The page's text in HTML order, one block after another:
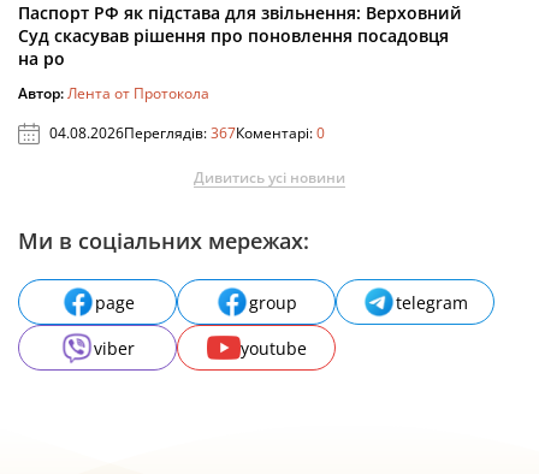
Паспорт РФ як підстава для звільнення: Верховний
Суд скасував рішення про поновлення посадовця
на ро
Автор:Лента от Протокола
04.08.2026Переглядів:367Коментарі:0
Дивитись усі новини
Ми в соціальних мережах:
page group
telegram
viber
youtube